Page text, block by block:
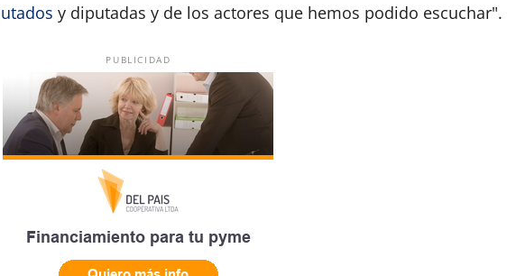
y diputadas y de los actores que hemos podido escuchar".
PUBLICIDAD